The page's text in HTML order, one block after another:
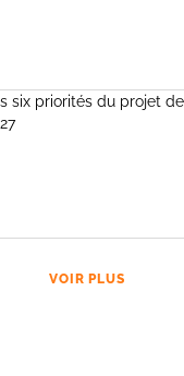
six priorités du projet
VOIR PLUS